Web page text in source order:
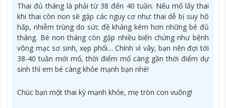
Thai đủ tháng là phải từ 38 đến 40 tuần. Nếu mổ lấy thai
khi thai còn non sẽ gặp các nguy cơ như: thai dễ bị suy hô
hấp, nhiễm trùng do sức đề kháng kém hơn những bé đủ
tháng. Bé non tháng còn gặp nhiều biến chứng như bệnh
võng mạc sơ sinh, xẹp phổi… Chính vì vây, bạn nên đợi tới
38-40 tuần mới mổ, thời điểm mổ càng gần thời điểm dự
sinh thì em bé càng khỏe mạnh bạn nhé!
Chúc bạn một thai kỳ mạnh khỏe, mẹ tròn con vuông!